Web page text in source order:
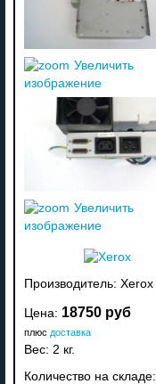
Увеличить
изображение
Увеличить
изображение
Производитель: Xerox
Цена: 18750 руб
плюс доставка
Вес: 2 кг.
Количество на складе: